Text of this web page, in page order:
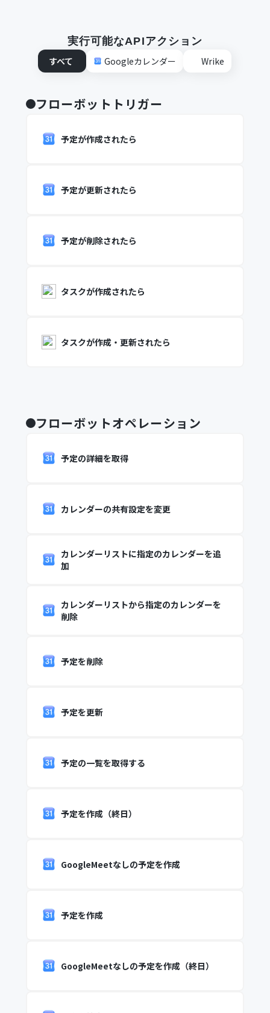
実行可能なAPIアクション
すべて
Googleカレンダー Wrike
フローボットトリガー
予定が作成されたら
予定が更新されたら
予定が削除されたら
タスクが作成されたら
タスクが作成・更新されたら
フローボットオペレーション
予定の詳細を取得
カレンダーの共有設定を変更
カレンダーリストに指定のカレンダーを追
加
カレンダーリストから指定のカレンダーを
削除
予定を削除
予定を更新
予定の一覧を取得する
予定を作成（終日）
GoogleMeetなしの予定を作成
予定を作成
GoogleMeetなしの予定を作成（終日）